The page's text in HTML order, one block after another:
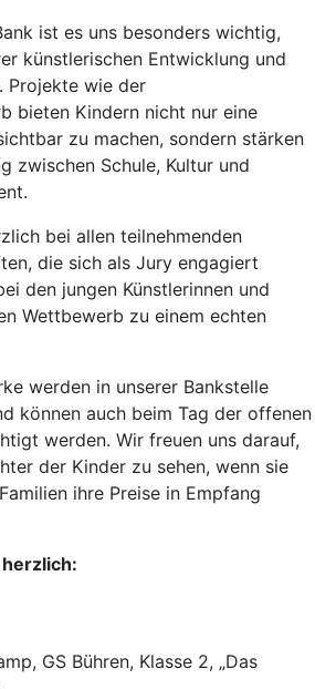
ist es uns besonders wichtig,
künstlerischen Entwicklung und
Projekte wie der
bieten Kindern nicht nur eine
zu machen, sondern stärken
zwischen Schule, Kultur und
bei allen teilnehmenden
die sich als Jury engagiert
den jungen Künstlerinnen und
Wettbewerb zu einem echten
werden in unserer Bankstelle
können auch beim Tag der offenen
werden. Wir freuen uns darauf,
der Kinder zu sehen, wenn sie
ihre Preise in Empfang
GS Bühren, Klasse 2, „Das